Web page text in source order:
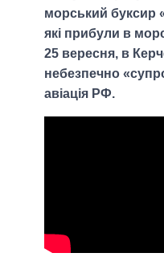
морський буксир
які прибули в
25 вересня, в
небезпечно
авіація РФ.